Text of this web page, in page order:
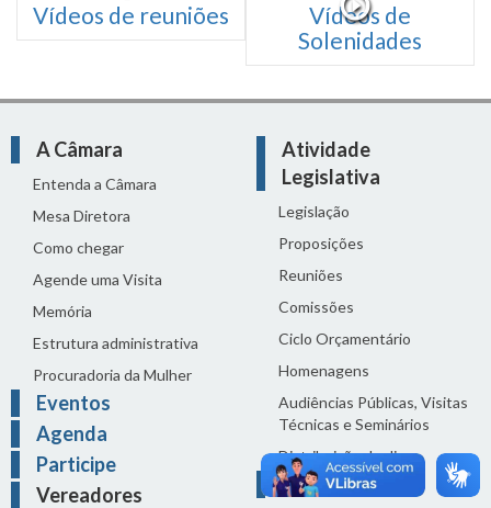
Vídeos de reuniões
Vídeos de
Solenidades
A Câmara
Entenda a Câmara
Mesa Diretora
Como chegar
Agende uma Visita
Memória
Estrutura administrativa
Procuradoria da Mulher
Eventos
Agenda
Participe
Vereadores
Atividade
Legislativa
Legislação
Proposições
Reuniões
Comissões
Ciclo Orçamentário
Homenagens
Audiências Públicas, Visitas
Técnicas e Seminários
Distribuição do dia
Comunicação